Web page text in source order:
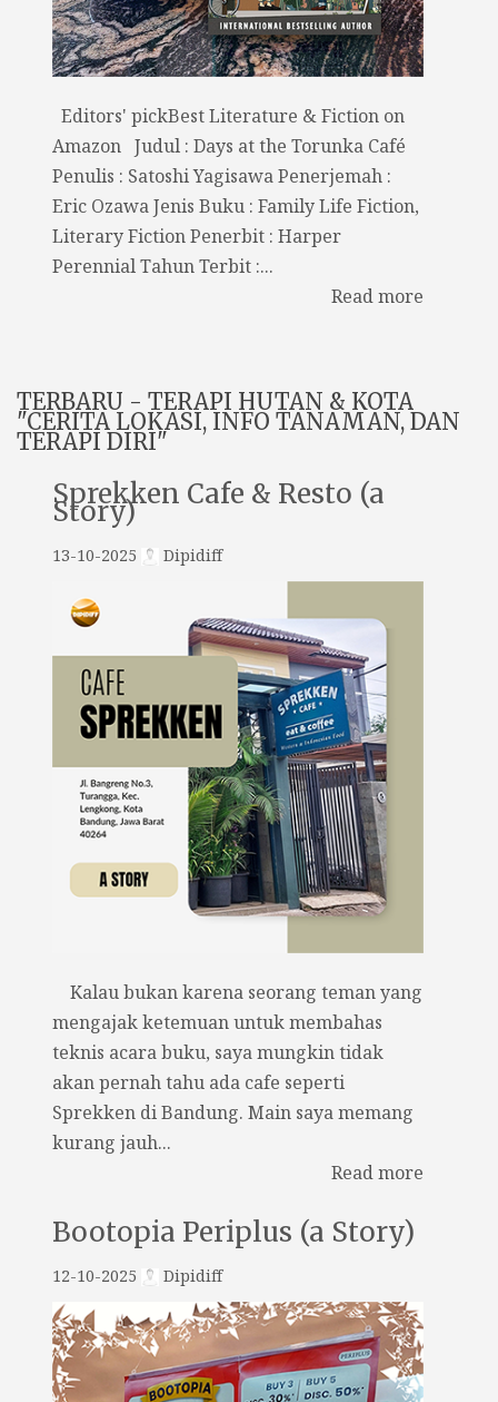
Editors' pickBest Literature & Fiction on
Amazon Judul : Days at the Torunka Café
Penulis : Satoshi Yagisawa Penerjemah :
Eric Ozawa Jenis Buku : Family Life Fiction,
Literary Fiction Penerbit : Harper
Perennial Tahun Terbit :...
Read more
TERBARU - TERAPI HUTAN & KOTA
"CERITA LOKASI, INFO TANAMAN, DAN
TERAPI DIRI"
Sprekken Cafe & Resto (a
Story)
13-10-2025 Dipidiff
Kalau bukan karena seorang teman yang
mengajak ketemuan untuk membahas
teknis acara buku, saya mungkin tidak
akan pernah tahu ada cafe seperti
Sprekken di Bandung. Main saya memang
kurang jauh...
Read more
Bootopia Periplus (a Story)
12-10-2025 Dipidiff